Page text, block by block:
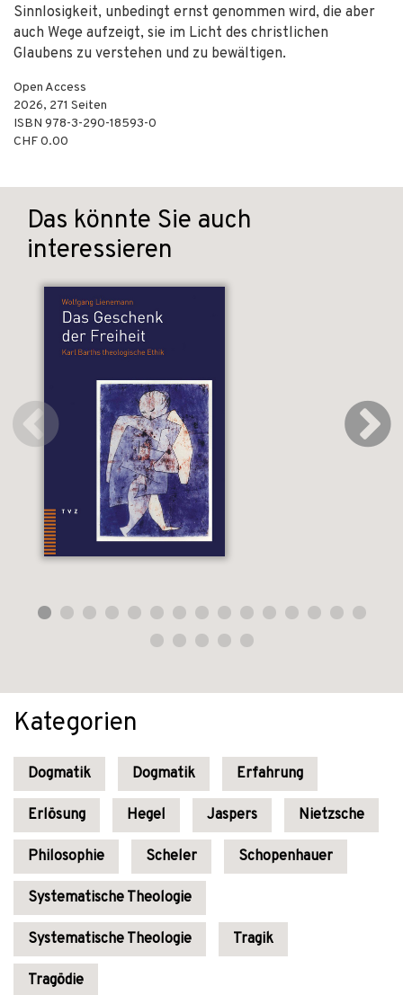
Sinnlosigkeit, unbedingt ernst genommen wird, die aber
auch Wege aufzeigt, sie im Licht des christlichen
Glaubens zu verstehen und zu bewältigen.
Open Access
2026, 271 Seiten
ISBN 978-3-290-18593-0
CHF 0.00
Das könnte Sie auch
interessieren
Kategorien
Dogmatik Dogmatik Erfahrung
Erlösung Hegel Jaspers Nietzsche
Philosophie Scheler Schopenhauer
Systematische Theologie
Systematische Theologie Tragik
Tragödie